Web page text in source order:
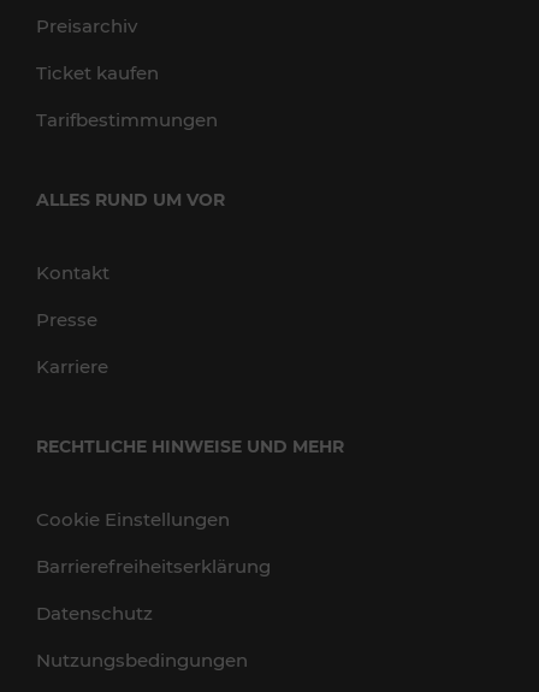
Preisarchiv
Ticket kaufen
Tarifbestimmungen
ALLES RUND UM VOR
Kontakt
Presse
Karriere
RECHTLICHE HINWEISE UND MEHR
Cookie Einstellungen
Barrierefreiheitserklärung
Datenschutz
Nutzungsbedingungen